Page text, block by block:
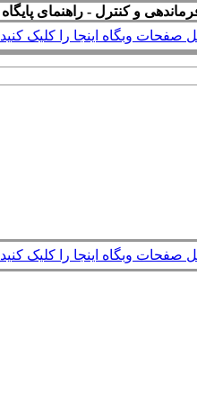
و کنترل - راهنمای پایگاه
صفحات وبگاه اینجا را کلیک کنید
صفحات وبگاه اینجا را کلیک کنید